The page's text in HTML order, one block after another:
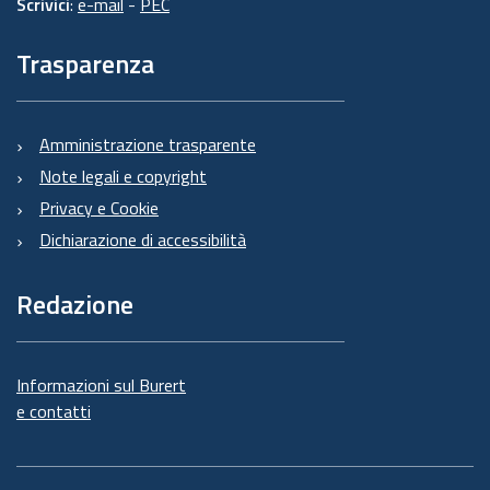
Trasparenza
Amministrazione trasparente
Note legali e copyright
Privacy e Cookie
Dichiarazione di accessibilità
Redazione
Informazioni sul Burert
e contatti